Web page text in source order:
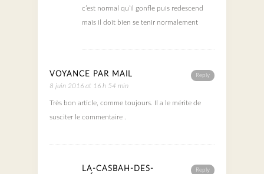
c’est normal qu’il gonfle puis redescend
mais il doit bien se tenir normalement
Reply
VOYANCE PAR MAIL
8 juin 2016 at 16 h 54 min
Très bon article, comme toujours. Il a le mérite de
susciter le commentaire .
Reply
LA-CASBAH-DES-